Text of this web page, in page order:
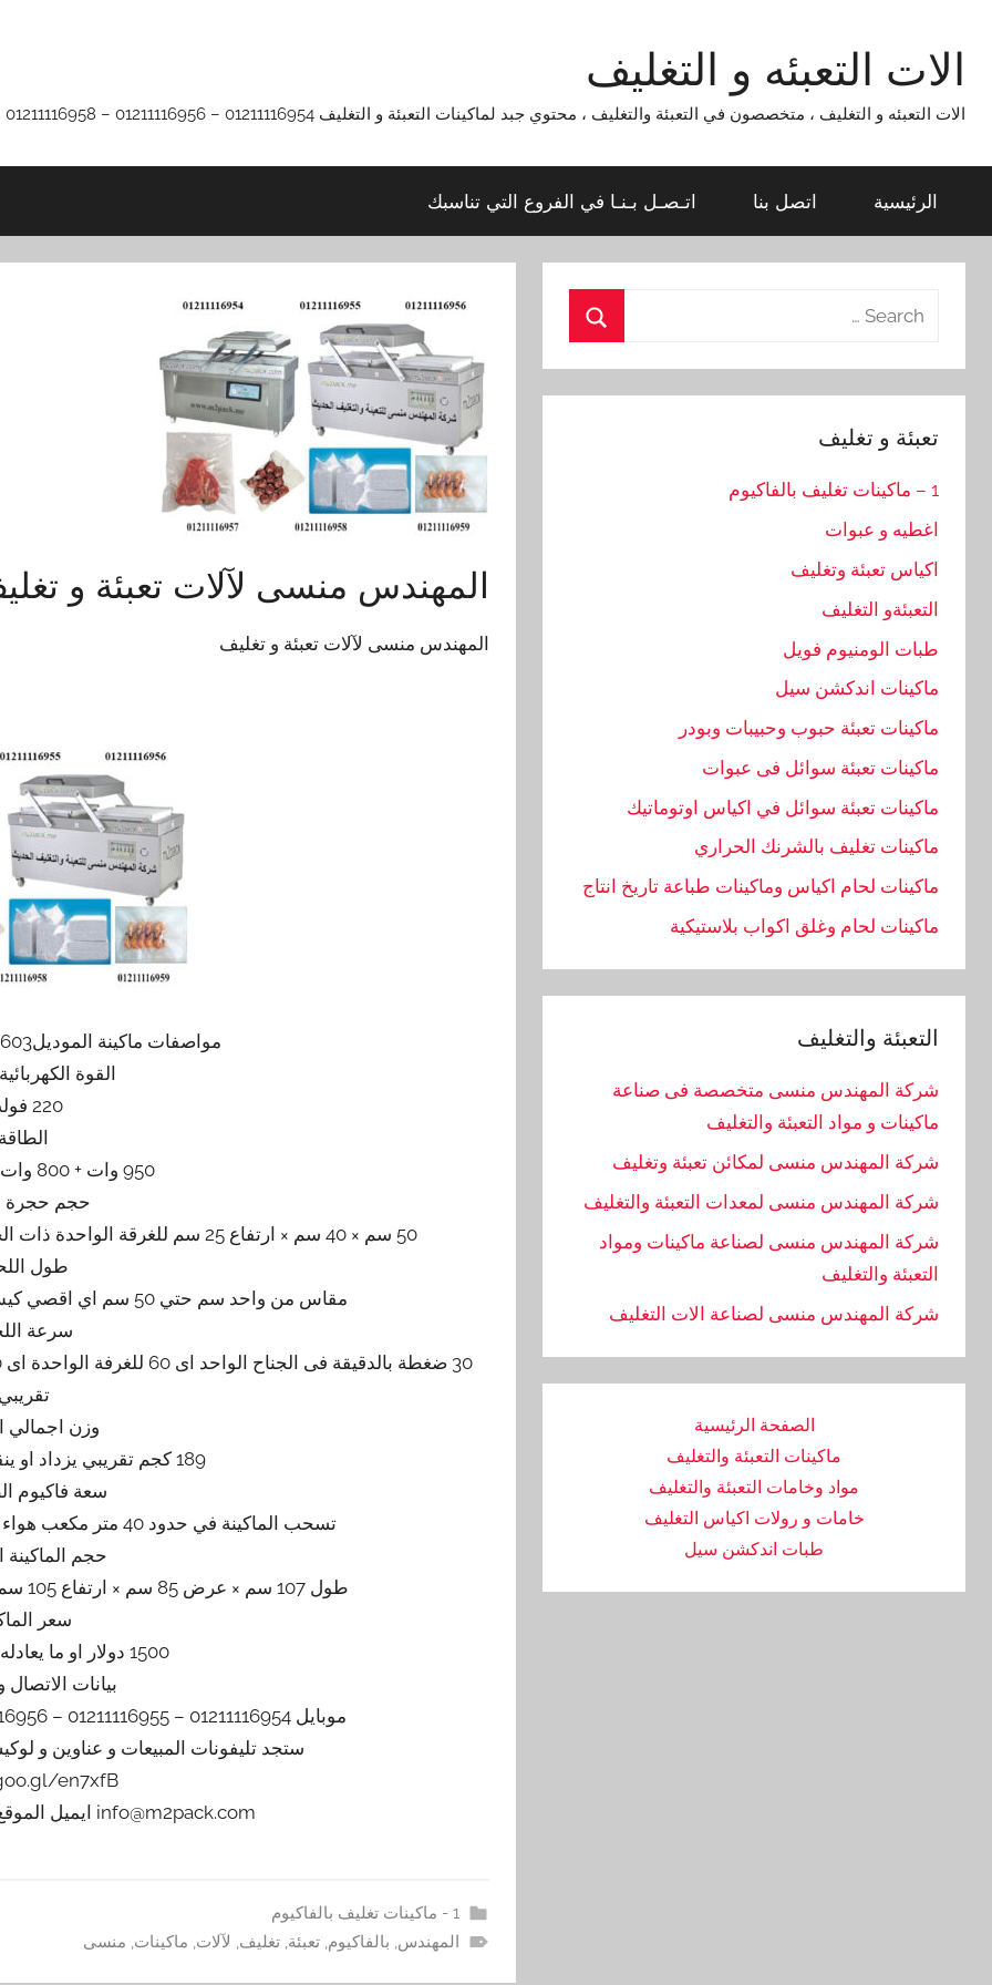
contentالات التعبئه و التغليف
الات التعبئه و التغليف ، متخصصون في التعبئة والتغليف ، محتوي جبد لماكينات التعبئة و التغليف 01211116954 – 01211116956 – 01211116958
الرئيسية اتصل بنا اتـصـل بـنـا في الفروع التي تناسبك
‏‏المهندس منسى لآلات تعبئة و
‏‏المهندس منسى لآلات تعبئة و تغليف
مواصفات ماكينة الموديل603 ماركة المهندس منسى
القوة
220 فولت
950 وات + 800 وات اللحام تقريبي
حجم حجرة
50 سم × 40 سم × ارتفاع 25 سم للغرقة الواحدة ذات الجناحين اى اربع اجنحة بمثابة اربعة ماكينات تقريبي
طول
مقاس من واحد سم حتي 50 سم اي اقصي كيس يكون مقاسه 40 سم × 50 سم تقريبي
سرعة
وزن اجمالي
189 كجم تقريبي يزداد او ينقص حسب التحديثات
سعة فاكيوم
تسحب الماكينة في حدود 40 متر مكعب هواء فاكيوم من الاكياس في الساعة تقريبي
حجم الماكينة
طول 107 سم × عرض 85 سم × ارتفاع 105 سم تقريبي يزداد او ينقص حسب التحديثات
سعر
1500 دولار او ما يعادله بالجنيه المصرى
بيانات
موبايل 01211116954 – 01211116955 – 01211116956 – 01211116957 – 01211116958
ستجد تليفونات المبيعات و عناوين و
en7xfB
info@m2pack.com ايميل الموقع الاليكتروني m2pack.com
1 - ماكينات تغليف بالفاكيوم
المهندس, بالفاكيوم,تعبئة,تغليف, لآلات, ماكينات, منسى
Search
تعبئة و تغليف
1 – ماكينات تغليف بالفاكيوم
اغطيه و عبوات
اكياس تعبئة وتغليف
التعبئةو التغليف
طبات الومنيوم فويل
ماكينات اندكشن سيل
ماكينات تعبئة حبوب وحبيبات وبودر
ماكينات تعبئة سوائل فى عبوات
ماكينات تعبئة سوائل في اكياس اوتوماتيك
ماكينات تغليف بالشرنك الحراري
ماكينات لحام اكياس وماكينات طباعة تاريخ انتاج
ماكينات لحام وغلق اكواب بلاستيكية
التعبئة والتغليف
شركة المهندس منسى متخصصة فى صناعة
ماكينات و مواد التعبئة والتغليف
شركة المهندس منسى لمكائن تعبئة وتغليف
شركة المهندس منسى لمعدات التعبئة والتغليف
شركة المهندس منسى لصناعة ماكينات ومواد
التعبئة والتغليف
‏شركة المهندس منسى لصناعة الات التغليف
الصفحة الرئيسية
ماكينات التعبئة والتغليف
مواد وخامات التعبئة والتغليف
خامات و رولات اكياس التغليف
طبات اندكشن سيل